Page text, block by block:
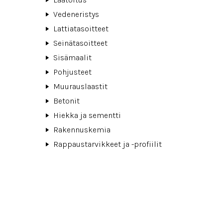
Vedeneristys
Lattiatasoitteet
Seinätasoitteet
Sisämaalit
Pohjusteet
Muurauslaastit
Betonit
Hiekka ja sementti
Rakennuskemia
Rappaustarvikkeet ja -profiilit